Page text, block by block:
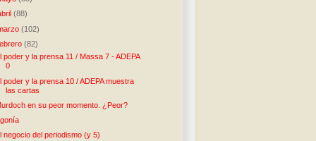
(88)
(102)
(82)
poder y la prensa 11 / Massa 7 - ADEPA
0
poder y la prensa 10 / ADEPA muestra
las cartas
en su peor momento. ¿Peor?
negocio del periodismo (y 5)